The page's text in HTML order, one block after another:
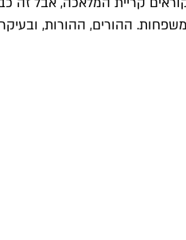
ההורים, ההורות, ובעיקר